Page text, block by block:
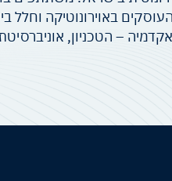
באוירונוטיקה
– הטכניון, אוניברסיטת